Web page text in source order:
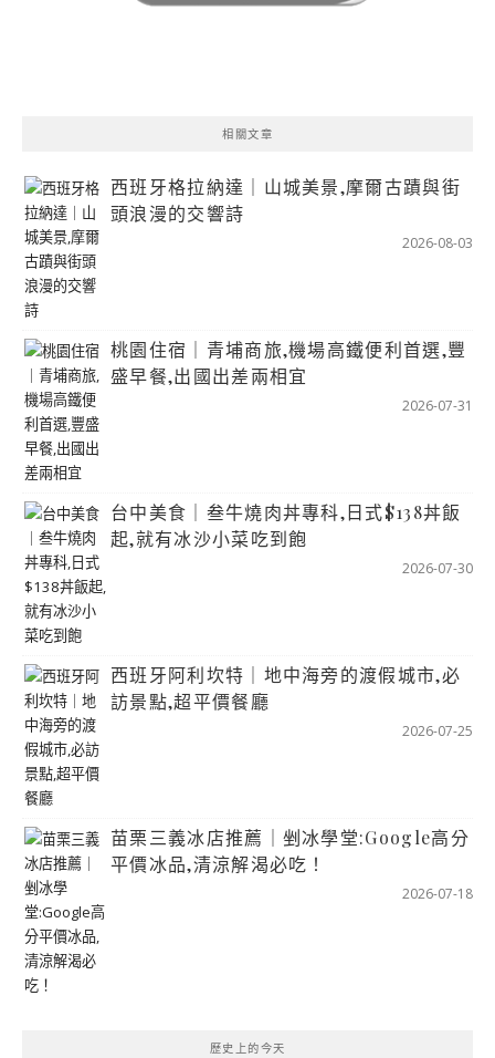
相關文章
西班牙格拉納達｜山城美景,摩爾古蹟與街
頭浪漫的交響詩
2026-08-03
桃園住宿｜青埔商旅,機場高鐵便利首選,豐
盛早餐,出國出差兩相宜
2026-07-31
台中美食｜叁牛燒肉丼專科,日式$138丼飯
起,就有冰沙小菜吃到飽
2026-07-30
西班牙阿利坎特｜地中海旁的渡假城市,必
訪景點,超平價餐廳
2026-07-25
苗栗三義冰店推薦｜剉冰學堂:Google高分
平價冰品,清涼解渴必吃！
2026-07-18
歷史上的今天